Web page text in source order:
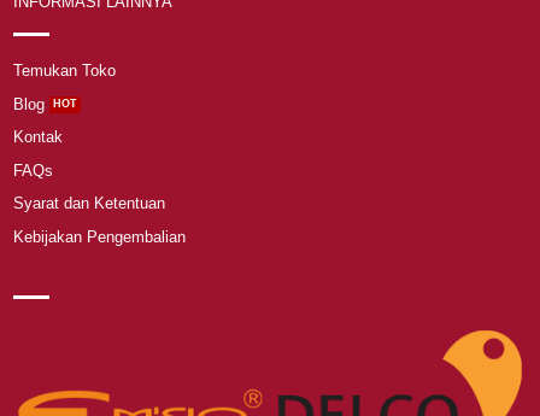
Temukan Toko
Blog
Kontak
FAQs
Syarat dan Ketentuan
Kebijakan Pengembalian